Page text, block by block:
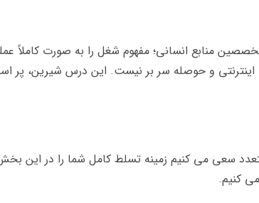
منابع انسانی؛ مفهوم شغل را به صورت کاملاً
اینترنتی و حوصله سر بر نیست. این درس شیرین، پر
سعی می کنیم زمینه تسلط کامل شما را در این بخش
کنیم.